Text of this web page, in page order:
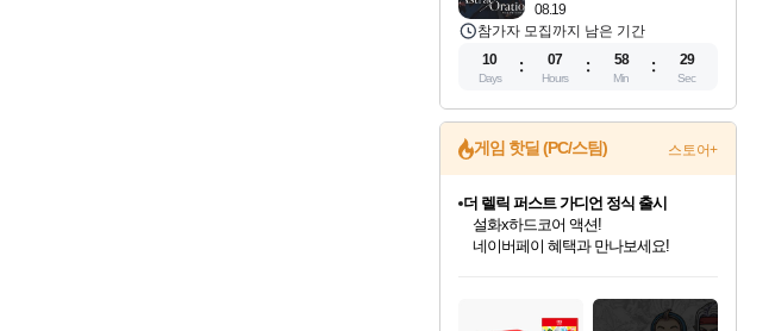
08.19
참가자 모집까지 남은 기간
10
Days
07
Hours
58
Min
27
Sec
게임 핫딜 (PC/스팀) 스토어+
최대 90% 할인가를 만나보세요!
네이버혜택과 함께 만나보세요!
네이버 혜택가와 함께 예약하세요!
할인&네이버혜택으로 만나보세요!
네이버페이 혜택과 만나보세요!
베데스다 40주년 기념 할인 중!
베데스다의 명작들을
40주년 프로모션으로 만나보세요!